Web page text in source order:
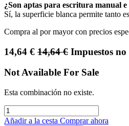
¿Son aptas para escritura manual
Sí, la superficie blanca permite tanto
Compra al por mayor con precios
14,64 € 14,64€ Impuestos
Not Available For Sale
Esta combinación no existe.
Añadir a la cesta Comprar ahora